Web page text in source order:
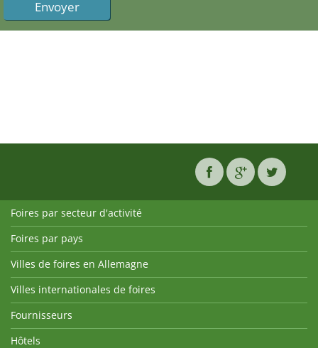
Foires par secteur d'activité
Foires par pays
Villes de foires en Allemagne
Villes internationales de foires
Fournisseurs
Hôtels